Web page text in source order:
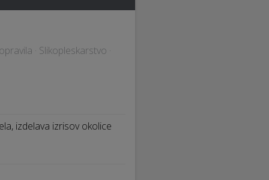
· Slikopleskarstvo ·
izdelava izrisov okolice